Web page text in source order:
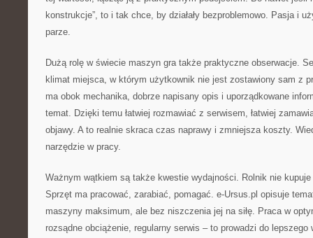
konstrukcje”, to i tak chce, by działały bezproblemowo. Pasja i
parze.
Dużą rolę w świecie maszyn gra także praktyczne obserwacje.
klimat miejsca, w którym użytkownik nie jest zostawiony sam z
ma obok mechanika, dobrze napisany opis i uporządkowane
temat. Dzięki temu łatwiej rozmawiać z serwisem, łatwiej
objawy. A to realnie skraca czas naprawy i zmniejsza koszty.
narzędzie w pracy.
Ważnym wątkiem są także kwestie wydajności. Rolnik nie
Sprzęt ma pracować, zarabiać, pomagać. e-Ursus.pl opisuje
maszyny maksimum, ale bez niszczenia jej na siłę. Praca w
rozsądne obciążenie, regularny serwis – to prowadzi do lepszego